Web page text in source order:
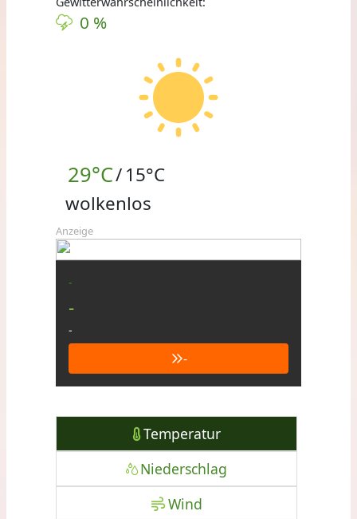
0 %
29°C/15°C
wolkenlos
Anzeige
-
-
-
-
Temperatur
Niederschlag
Wind